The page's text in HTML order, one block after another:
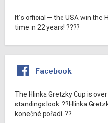
It´s official — the USA win the
time in 22 years! ????
Facebook
The Hlinka Gretzky Cup is
standings look. ??Hlinka
konečné pořadí. ??